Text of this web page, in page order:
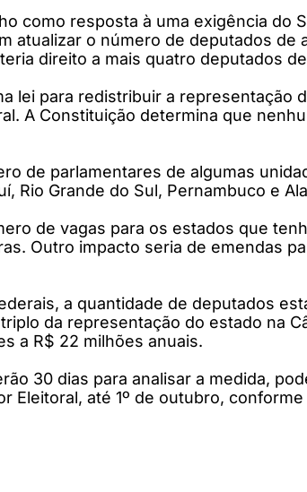
como resposta à uma exigência do
atualizar o número de deputados
direito a mais quatro deputados
lei para redistribuir a representação
A Constituição determina que
de parlamentares de algumas
Rio Grande do Sul, Pernambuco e
de vagas para os estados que
Outro impacto seria de emendas
a quantidade de deputados
da representação do estado na
a R$ 22 milhões anuais.
30 dias para analisar a medida,
Eleitoral, até 1º de outubro,